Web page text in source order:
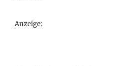
Anzeige: